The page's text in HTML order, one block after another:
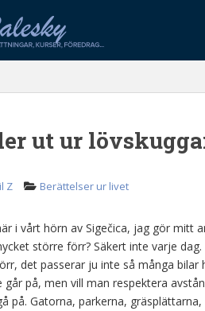
ut ur
Z Berättelser ur livet
i vårt hörn av Sigečica, jag gör mitt
större förr? Säkert inte varje
det passerar ju inte så många bilar
går på, men vill man respektera
på. Gatorna, parkerna,